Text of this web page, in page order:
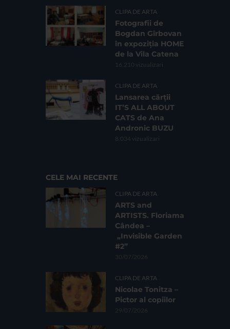
CLIPA DE ARTA
Fotografii de
Bogdan Gîrbovan
în expoziția HOME
de la Vila Catena
16.210 vizualizari
CLIPA DE ARTA
Lansarea cărții
IT’S ALL ABOUT
CATS de Ana
Andronic BUZU
8.034 vizualizari
CELE MAI RECENTE
CLIPA DE ARTA
ARTS and
ARTISTS. Floriama
Cândea –
„Invisible Garden
#2”
30/07/2026
CLIPA DE ARTA
Nicolae Tonitza –
Pictor al copiilor
29/07/2026